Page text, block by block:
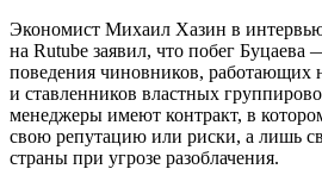
Экономист Михаил Хазин в
на Rutube заявил, что побег
поведения чиновников, работающих
и ставленников властных
менеджеры имеют контракт, в
свою репутацию или риски, а лишь
страны при угрозе разоблачения.